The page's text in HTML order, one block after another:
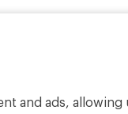
and ads, allowing